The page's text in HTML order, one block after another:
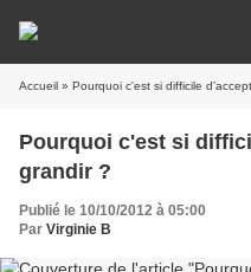
Accueil » Pourquoi c'est si difficile
Pourquoi c'est si
grandir ?
Publié le 10/10/2012 à 05:00
Par Virginie B